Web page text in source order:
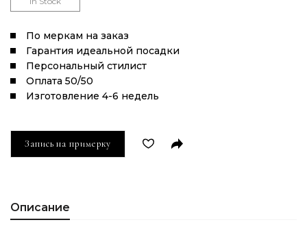
По меркам на заказ
Гарантия идеальной посадки
Персональный стилист
Оплата 50/50
Изготовление 4-6 недель
Запись на примерку
Описание